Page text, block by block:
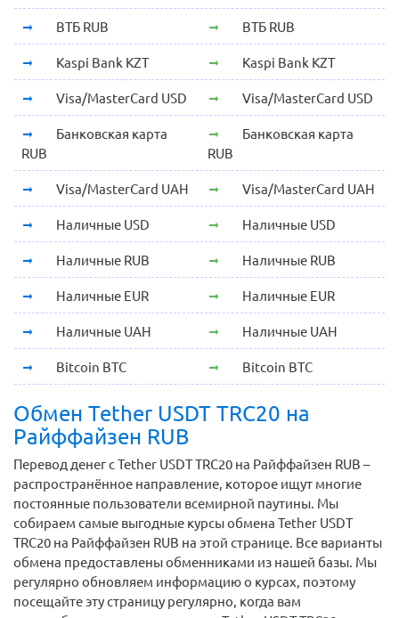
ВТБ RUB ВТБ RUB
Kaspi Bank KZT Kaspi Bank KZT
Visa/MasterCard USD Visa/MasterCard USD
Банковская карта
RUB
Банковская карта
RUB
Visa/MasterCard UAH Visa/MasterCard UAH
Наличные USD Наличные USD
Наличные RUB Наличные RUB
Наличные EUR Наличные EUR
Наличные UAH Наличные UAH
Bitcoin BTC Bitcoin BTC
Обмен Tether USDT TRC20 на
Райффайзен RUB
Перевод денег с Tether USDT TRC20 на Райффайзен RUB –
распространённое направление, которое ищут многие
постоянные пользователи всемирной паутины. Мы
собираем самые выгодные курсы обмена Tether USDT
TRC20 на Райффайзен RUB на этой странице. Все варианты
обмена предоставлены обменниками из нашей базы. Мы
регулярно обновляем информацию о курсах, поэтому
посещайте эту страницу регулярно, когда вам